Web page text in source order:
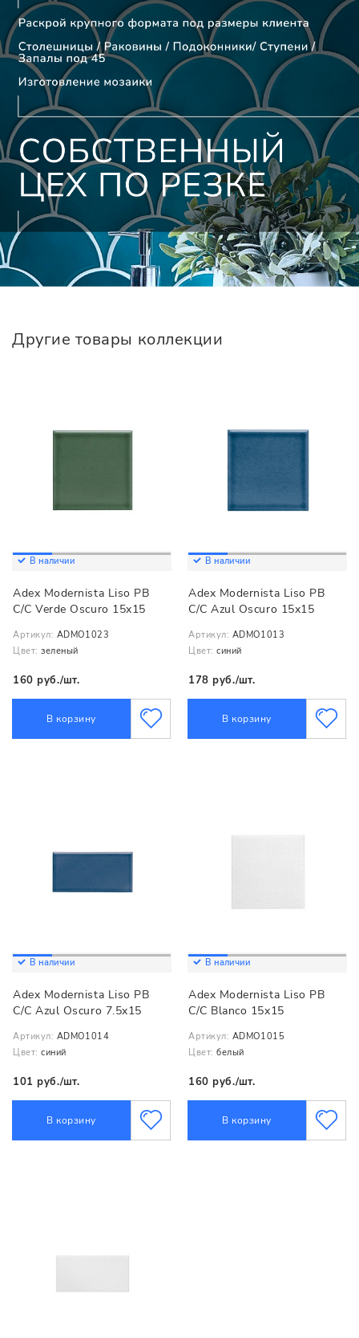
Другие товары коллекции
В наличии
Adex Modernista Liso PB
C/C Verde Oscuro 15x15
Артикул: ADMO1023
Цвет: зеленый
160 руб./шт.
В корзину
В наличии
Adex Modernista Liso PB
C/C Azul Oscuro 15x15
Артикул: ADMO1013
Цвет: синий
178 руб./шт.
В корзину
В наличии
Adex Modernista Liso PB
C/C Azul Oscuro 7.5x15
Артикул: ADMO1014
Цвет: синий
101 руб./шт.
В корзину
В наличии
Adex Modernista Liso PB
C/C Blanco 15x15
Артикул: ADMO1015
Цвет: белый
160 руб./шт.
В корзину